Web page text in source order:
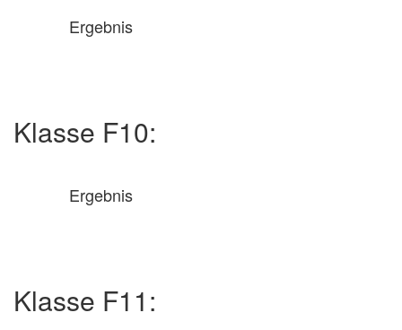
Ergebnis
Klasse F10:
Ergebnis
Klasse F11: